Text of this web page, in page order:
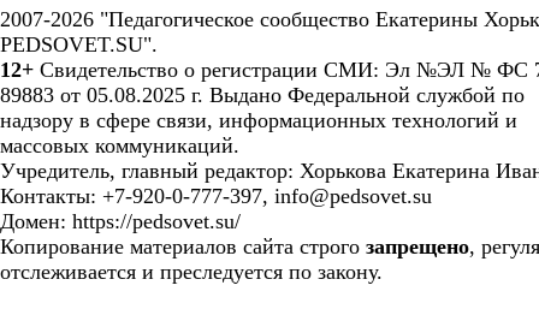
2007-2026 "Педагогическое сообщество Екатерины
PEDSOVET.SU".
12+ Свидетельство о регистрации СМИ: Эл №ЭЛ № ФС
89883 от 05.08.2025 г. Выдано Федеральной службой по
надзору в сфере связи, информационных технологий и
массовых коммуникаций.
Учредитель, главный редактор: Хорькова Екатерина
Контакты: +7-920-0-777-397, info@pedsovet.su
Домен: https://pedsovet.su/
Копирование материалов сайта строго запрещено,
отслеживается и преследуется по закону.